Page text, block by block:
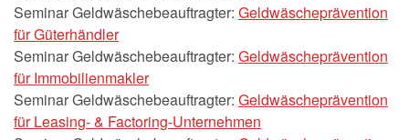
Seminar Geldwäschebeauftragter: Geldwäscheprävention
für Güterhändler
Seminar Geldwäschebeauftragter: Geldwäscheprävention
für Immobilienmakler
Seminar Geldwäschebeauftragter: Geldwäscheprävention
für Leasing- & Factoring-Unternehmen